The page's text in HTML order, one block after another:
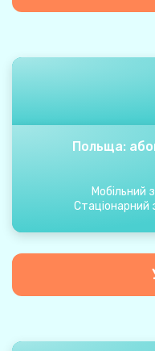
Польща:
Мобільний з
Стаціонарний